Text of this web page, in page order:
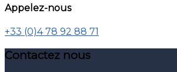
Appelez-nous
+33 (0)4 78 92 88 71
Contactez nous